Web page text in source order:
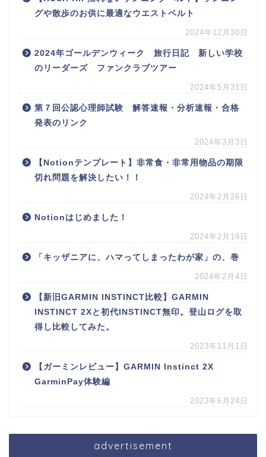
グや散歩のお供に最適なウエストベルト
2024年12月30日
2024年ゴールデンウィーク 旅行日記 新しい学校
のリーダーズ ファンクラブツアー
2024年5月31日
第７回公認心理師試験 解答速報・分析速報・合格
発表のリンク
2024年3月3日
【Notionテンプレート】非常食・非常用物品の期限
切れ問題を解決したい！！
2024年2月26日
Notionはじめました！
2024年2月19日
「キッザニアに、ハマってしまったわが家」の、巻
2024年2月4日
【新旧GARMIN INSTINCT比較】GARMIN
INSTINCT 2Xと初代INSTINCT無印。登山ログを取
得し比較してみた。
2023年11月1日
【ガーミンレビュー】GARMIN Instinct 2X
GarminPay体験編
2023年6月24日
advertisement